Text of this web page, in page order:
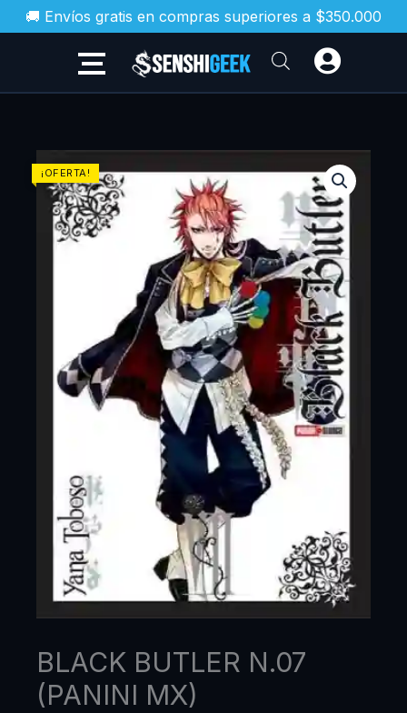
🚚 Envíos gratis en compras superiores a $350.000
al
¡OFERTA!
BLACK BUTLER N.07
(PANINI MX)
BLACK
BUTLER
N.07
(PANINI